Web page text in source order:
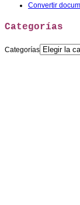
Convertir
Categorías
Categorías